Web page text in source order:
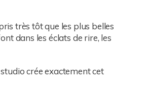
très tôt que les plus belles
dans les éclats de rire, les
crée exactement cet